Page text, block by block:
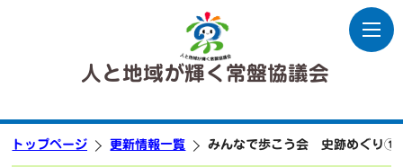
人と地域が輝く常盤協議会
トップページ 更新情報一覧 みんなで歩こう会 史跡めぐり①